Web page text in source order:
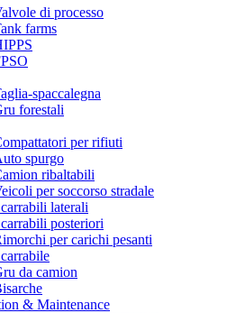
di processo
farms
spaccalegna
forestali
per rifiuti
spurgo
ribaltabili
per soccorso stradale
laterali
posteriori
per carichi pesanti
da camion
& Maintenance